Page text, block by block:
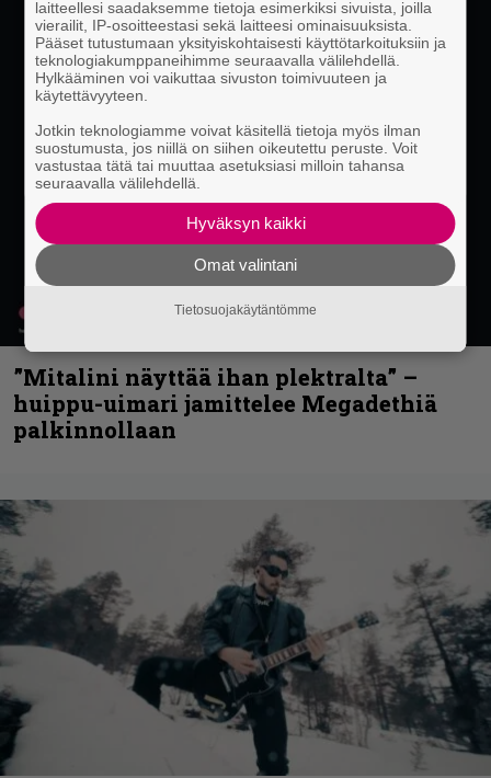
”Mitalini näyttää ihan plektralta” –
huippu-uimari jamittelee Megadethiä
palkinnollaan
laitteellesi saadaksemme tietoja esimerkiksi sivuista, joilla
vierailit, IP-osoitteestasi sekä laitteesi ominaisuuksista.
Pääset tutustumaan yksityiskohtaisesti käyttötarkoituksiin ja
teknologiakumppaneihimme seuraavalla välilehdellä.
Hylkääminen voi vaikuttaa sivuston toimivuuteen ja
käytettävyyteen.
Jotkin teknologiamme voivat käsitellä tietoja myös ilman
suostumusta, jos niillä on siihen oikeutettu peruste. Voit
vastustaa tätä tai muuttaa asetuksiasi milloin tahansa
seuraavalla välilehdellä.
Hyväksyn kaikki
Omat valintani
Tietosuojakäytäntömme